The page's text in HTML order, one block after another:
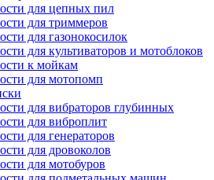
для цепных пил
для триммеров
для газонокосилок
для культиваторов и мотоблоков
к мойкам
для мотопомп
для вибраторов глубинных
для виброплит
для генераторов
для дровоколов
для мотобуров